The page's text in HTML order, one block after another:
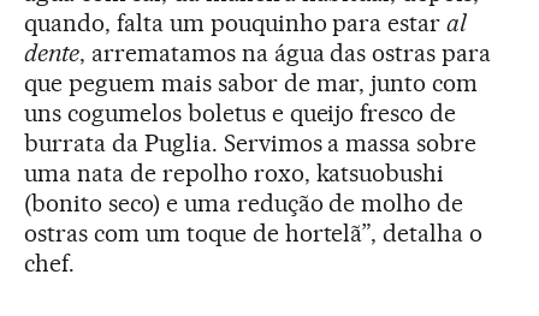
quando, falta um pouquinho para estaral
dente, arrematamos na água das ostras para
que peguem mais sabor de mar, junto com
uns cogumelos boletus e queijo fresco de
burrata da Puglia. Servimos a massa sobre
uma nata de repolho roxo, katsuobushi
(bonito seco) e uma redução de molho de
ostras com um toque de hortelã”, detalha o
chef.